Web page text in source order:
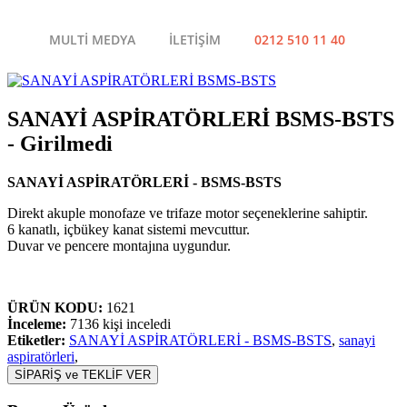
MULTİ MEDYA İLETİŞİM 0212 510 11 40
SANAYİ ASPİRATÖRLERİ BSMS-BSTS
- Girilmedi
SANAYİ ASPİRATÖRLERİ - BSMS-BSTS
Direkt akuple monofaze ve trifaze motor seçeneklerine sahiptir.
6 kanatlı, içbükey kanat sistemi mevcuttur.
Duvar ve pencere montajına uygundur.
ÜRÜN KODU: 1621
İnceleme: 7136 kişi inceledi
Etiketler: SANAYİ ASPİRATÖRLERİ - BSMS-BSTS, sanayi
aspiratörleri,
SİPARİŞ ve TEKLİF VER